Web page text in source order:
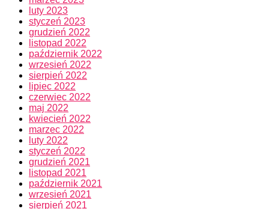
luty 2023
styczeń 2023
grudzień 2022
listopad 2022
październik 2022
wrzesień 2022
sierpień 2022
lipiec 2022
czerwiec 2022
maj 2022
kwiecień 2022
marzec 2022
luty 2022
styczeń 2022
grudzień 2021
listopad 2021
październik 2021
wrzesień 2021
sierpień 2021